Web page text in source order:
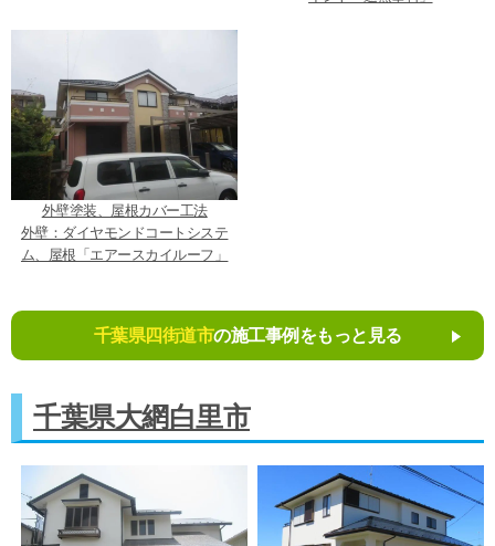
外壁塗装、屋根カバー工法
外壁：ダイヤモンドコートシステ
ム、屋根「エアースカイルーフ」
千葉県四街道市の施工事例をもっと見る
千葉県大網白里市